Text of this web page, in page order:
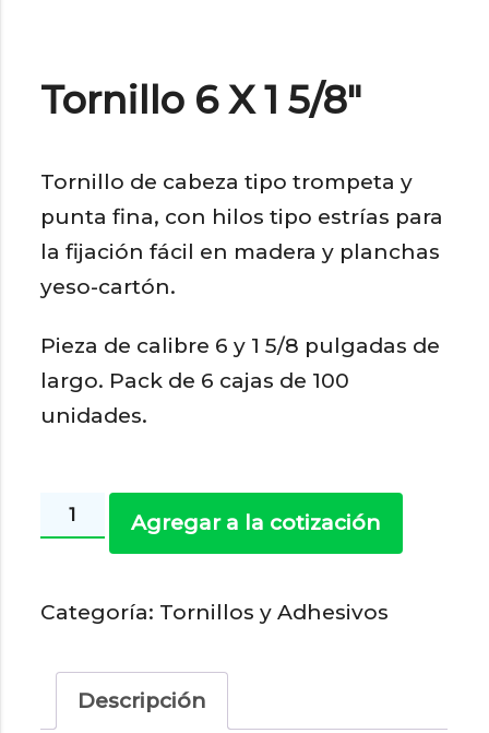
Tornillo 6 X 1 5/8″
Tornillo de cabeza tipo trompeta y
punta fina, con hilos tipo estrías para
la fijación fácil en madera y planchas
yeso-cartón.
Pieza de calibre 6 y 1 5/8 pulgadas de
largo. Pack de 6 cajas de 100
unidades.
Tornillo
6
1
Agregar a la cotización
Categoría: Tornillos y Adhesivos
Descripción